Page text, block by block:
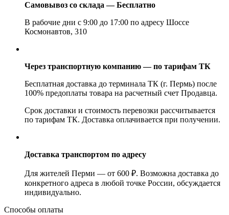
Самовывоз со склада — Бесплатно
В рабочие дни с 9:00 до 17:00 по адресу Шоссе
Космонавтов, 310
Через транспортную компанию — по тарифам ТК
Бесплатная доставка до терминала ТК (г. Пермь) после
100% предоплаты товара на расчетный счет Продавца.
Срок доставки и стоимость перевозки рассчитывается
по тарифам ТК. Доставка оплачивается при получении.
Доставка транспортом по адресу
Для жителей Перми — от 600 ₽. Возможна доставка до
конкретного адреса в любой точке России, обсуждается
индивидуально.
Способы оплаты